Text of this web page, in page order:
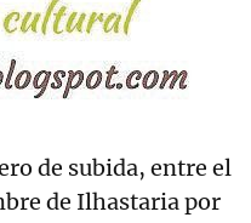
de subida, entre el
de Ilhastaria por